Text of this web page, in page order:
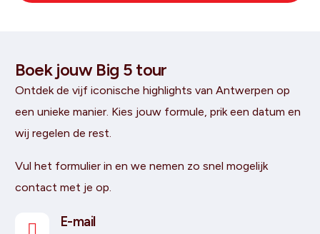
Boek jouw Big 5 tour
Ontdek de vijf iconische highlights van Antwerpen op
een unieke manier. Kies jouw formule, prik een datum en
wij regelen de rest.
Vul het formulier in en we nemen zo snel mogelijk
contact met je op.
E-mail